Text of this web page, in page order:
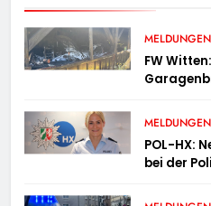
MELDUNGEN
FW
MELDUNGEN
POL-HX:
bei der